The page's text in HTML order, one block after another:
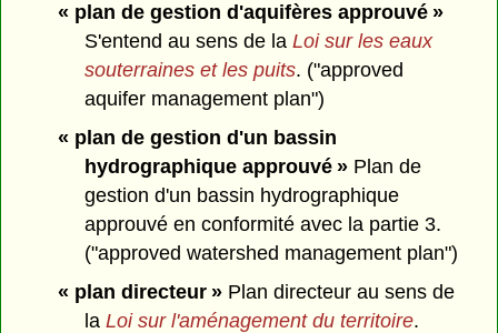
« plan de gestion d'aquifères approuvé »
S'entend au sens de laLoi sur les eaux
souterraines et les puits. ("approved
aquifer management plan")
« plan de gestion d'un bassin
hydrographique approuvé » Plan de
gestion d'un bassin hydrographique
approuvé en conformité avec la partie 3.
("approved watershed management plan")
« plan directeur »Plan directeur au sens de
laLoi sur l'aménagement du territoire.